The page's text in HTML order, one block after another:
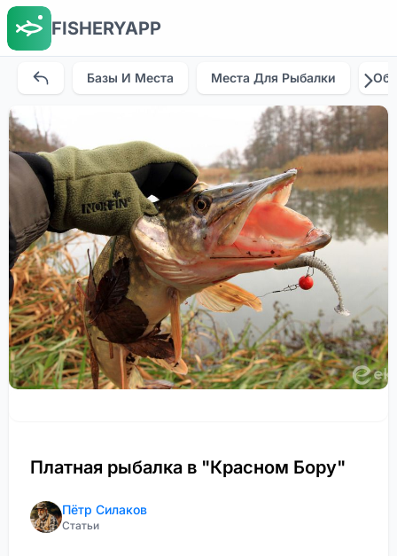
FISHERYAPP
Базы И Места Места Для Рыбалки
Платная рыбалка в "Красном Бору"
Пётр Силаков
Статьи